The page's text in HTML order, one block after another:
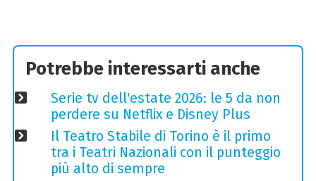
Potrebbe interessarti anche
Serie tv dell'estate 2026: le 5 da non
perdere su Netflix e Disney Plus
Il Teatro Stabile di Torino è il primo
tra i Teatri Nazionali con il punteggio
più alto di sempre